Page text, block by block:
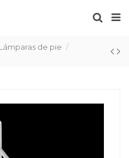
Lámparas de pie